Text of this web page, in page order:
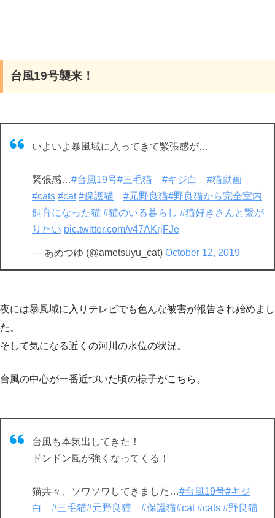
台風19号襲来！
いよいよ暴風域に入ってきて緊張感が…
緊張感…#台風19号#三毛猫 #キジ白
#猫動画
#cats #cat #保護猫 #元野良猫#野良猫から完全室内
飼育になった猫 #猫のいる暮らし #猫好きさんと繋が
りたい pic.twitter.com/v47AKrjFJe
— あめつゆ (@ametsuyu_cat) October 12, 2019
夜には暴風域に入りテレビでも色んな被害が報告され始めまし
た。
そして気になる近くの河川の水位の状況。
台風の中心が一番近づいた頃の様子がこちら。
台風も本気出してきた！
ドンドン風が強くなってくる！
猫共々、ソワソワしてきました…#台風19号#キジ
白
#三毛猫#元野良猫 #保護猫#cat #cats #野良猫